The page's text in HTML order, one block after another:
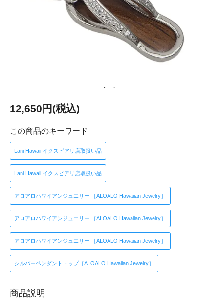
12,650円(税込)
この商品のキーワード
Lani Hawaii イクスピアリ店取扱い品
Lani Hawaii イクスピアリ店取扱い品
アロアロハワイアンジュエリー ［ALOALO Hawaiian Jewelry］
アロアロハワイアンジュエリー ［ALOALO Hawaiian Jewelry］
アロアロハワイアンジュエリー ［ALOALO Hawaiian Jewelry］
シルバーペンダントトップ［ALOALO Hawaiian Jewelry］
商品説明